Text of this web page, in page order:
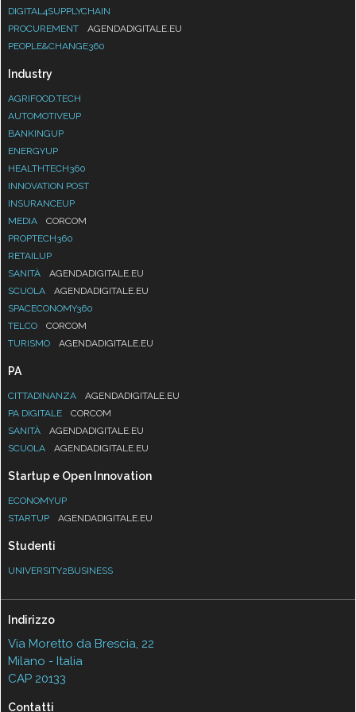
DIGITAL4SUPPLYCHAIN
PROCUREMENT
AGENDADIGITALE.EU
PEOPLE&CHANGE360
Industry
AGRIFOOD.TECH
AUTOMOTIVEUP
BANKINGUP
ENERGYUP
HEALTHTECH360
INNOVATION POST
INSURANCEUP
MEDIA
CORCOM
PROPTECH360
RETAILUP
SANITÀ
AGENDADIGITALE.EU
SCUOLA
AGENDADIGITALE.EU
SPACECONOMY360
TELCO
CORCOM
TURISMO
AGENDADIGITALE.EU
PA
CITTADINANZA
AGENDADIGITALE.EU
PA DIGITALE
CORCOM
SANITÀ
AGENDADIGITALE.EU
SCUOLA
AGENDADIGITALE.EU
Startup e Open Innovation
ECONOMYUP
STARTUP
AGENDADIGITALE.EU
Studenti
UNIVERSITY2BUSINESS
Indirizzo
Via Moretto da Brescia, 22
Milano - Italia
CAP 20133
Contatti